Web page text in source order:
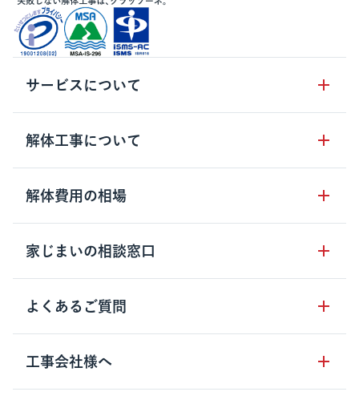
サービスについて
サービスの流れ
サービスのメリット
クラッソーネの自治体連携
お客さまの声
空き家の処分を検討のお客様へ
解体工事について
解体工事の基礎知識
解体工事に関わる法律
用語集
解体費用の相場
木造住宅の相場
鉄骨造住宅の相場
RC造住宅の相場
家じまいの相談窓口
家じまいの相談窓口
よくあるご質問
クラッソーネの利用方法
工事の進め方
工事会社様へ